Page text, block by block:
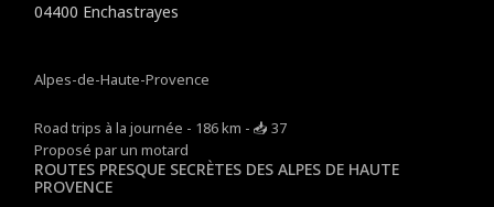
04400 Enchastrayes
Alpes-de-Haute-Provence
Road trips à la journée - 186 km - 📥 37
Proposé par un motard
ROUTES PRESQUE SECRÈTES DES ALPES DE HAUTE
PROVENCE